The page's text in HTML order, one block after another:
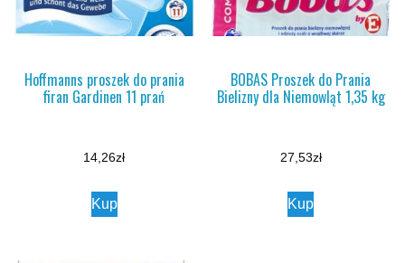
Hoffmanns proszek do prania
firan Gardinen 11 prań
14,26zł
Kup
BOBAS Proszek do Prania
Bielizny dla Niemowląt 1,35 kg
27,53zł
Kup